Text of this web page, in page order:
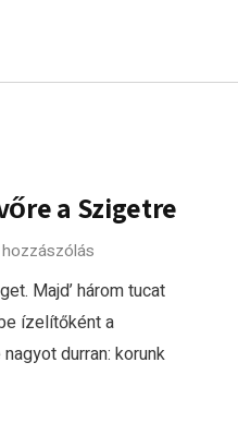
a Szigetre
Majd’ három tucat
ízelítőként a
durran: korunk